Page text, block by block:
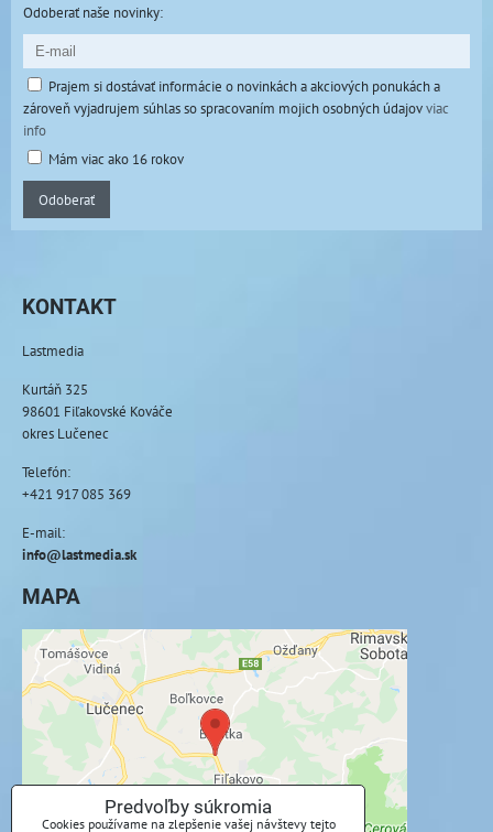
Odoberať naše novinky:
Prajem si dostávať informácie o novinkách a akciových ponukách a
zároveň vyjadrujem súhlas so spracovaním mojich osobných údajovviac
info
Mám viac ako 16 rokov
Odoberať
KONTAKT
Lastmedia
Kurtáň 325
98601 Fiľakovské Kováče
okres Lučenec
Telefón:
+421 917 085 369
E-mail:
info@lastmedia.sk
MAPA
Externý obsah je blokovaný Voľbami
súkromia
Prajete si načítať externý obsah?
Povoliť tentokrát
Predvoľby súkromia
Cookies používame na zlepšenie vašej návštevy tejto